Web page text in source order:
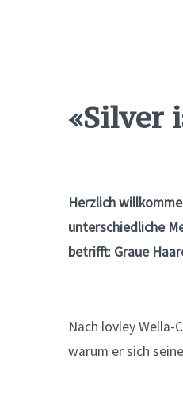
«Silver
Herzlich
unterschiedliche
betrifft: Graue
Nach lovley Wella-
warum er sich